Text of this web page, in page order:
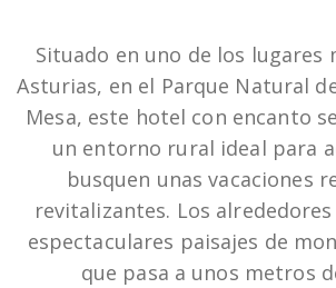
Situado en uno de los lugares
Asturias, en el Parque Natural
Mesa, este hotel con encanto
un entorno rural ideal para
busquen unas vacaciones
revitalizantes. Los
espectaculares paisajes de
que pasa a unos metros